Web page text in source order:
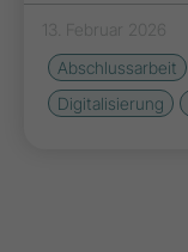
13. Februar 2026
Abschlussarbeit
Digitalisierung